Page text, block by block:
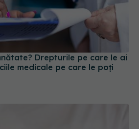
Drepturile pe care le ai
medicale pe care le poți